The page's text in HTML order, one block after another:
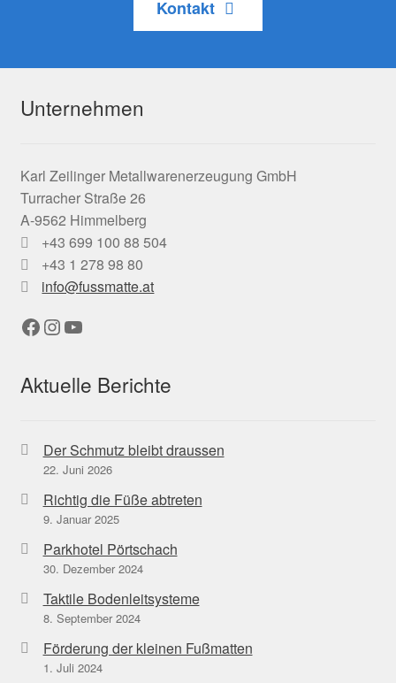
Kontakt
Unternehmen
Karl Zeilinger Metallwarenerzeugung GmbH
Turracher Straße 26
A-9562 Himmelberg
+43 699 100 88 504
+43 1 278 98 80
info@fussmatte.at
Facebook
Instagram
YouTube
Aktuelle Berichte
Der Schmutz bleibt draussen
22. Juni 2026
Richtig die Füße abtreten
9. Januar 2025
Parkhotel Pörtschach
30. Dezember 2024
Taktile Bodenleitsysteme
8. September 2024
Förderung der kleinen Fußmatten
1. Juli 2024